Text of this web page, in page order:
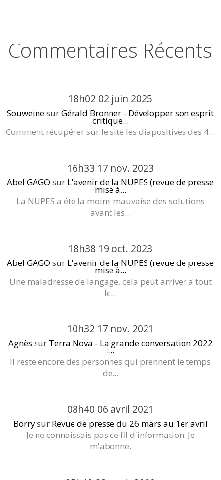
Commentaires Récents
18h02 02 juin 2025
SouweinesurGérald Bronner - Développer son esprit
critique...
Comment récupérer sur le site les diapositives des 4...
16h33 17 nov. 2023
Abel GAGO sur L'avenir de la NUPES (revue de presse
mise à...
La NUPES a été la moins mauvaise des solutions
avant les...
18h38 19 oct. 2023
Abel GAGO sur L'avenir de la NUPES (revue de presse
mise à...
Une maladresse de langage, cela peut arriver a tout
le...
10h32 17 nov. 2021
Agnès sur Terra Nova - La grande conversation 2022
:...
Il reste encore des personnes qui prennent le temps
de...
08h40 06 avril 2021
Borrysur Revue de presse du 26 mars au 1er avril
Je ne connaissais pas ce fil d'information. Je
m'abonne.